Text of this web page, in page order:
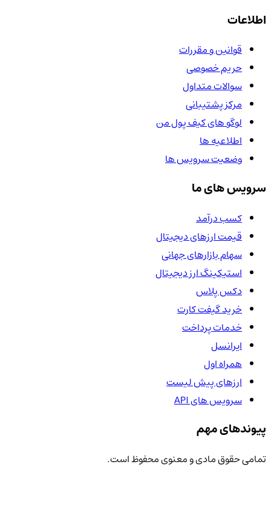
اطلاعات
قوانین و مقررات
حریم خصوصی
سوالات متداول
مرکز پشتیبانی
لوگو های کیف پول من
اطلاعیه ها
وضعیت سرویس ها
سرویس های ما
کسب درآمد
قیمت ارزهای دیجیتال
سهام بازارهای جهانی
استیکینگ ارز دیجیتال
دکس پلاس
خرید گیفت کارت
خدمات پرداخت
ایرانسل
همراه اول
ارزهای پیش لیست
سرویس های API
پیوندهای مهم
تمامی حقوق مادی و معنوی محفوظ است.